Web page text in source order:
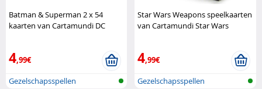
Batman & Superman 2 x 54
kaarten van Cartamundi DC
4,99€
Gezelschapsspellen
Star Wars Weapons speelkaarten
van Cartamundi Star Wars
4,99€
Gezelschapsspellen